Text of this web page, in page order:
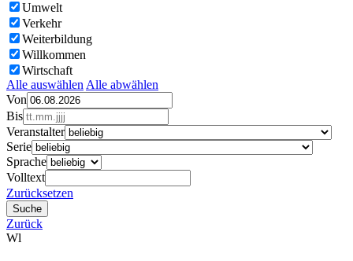
Umwelt
Verkehr
Weiterbildung
Willkommen
Wirtschaft
Alle auswählen Alle abwählen
Von
Bis
Veranstalter
Serie
Sprache
Volltext
Zurücksetzen
Zurück
Wl